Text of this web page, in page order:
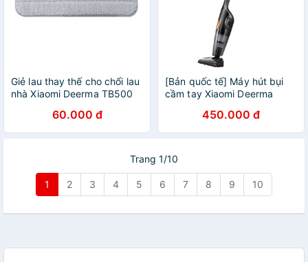
Giẻ lau thay thế cho chổi lau
nhà Xiaomi Deerma TB500
60.000 đ
[Bản quốc tế] Máy hút bụi
cầm tay Xiaomi Deerma
450.000 đ
Trang 1/10
1 2 3 4 5 6 7 8 9 10